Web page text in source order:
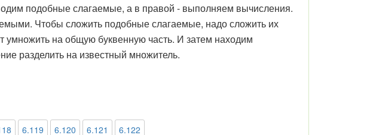
подобные слагаемые, а в правой - выполняем вычисления.
Чтобы сложить подобные слагаемые, надо сложить их
умножить на общую буквенную часть. И затем находим
разделить на известный множитель.
6.119 6.120 6.121 6.122